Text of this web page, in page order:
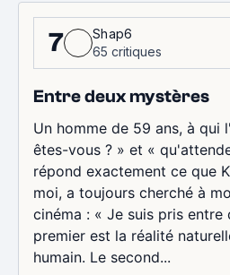
7
Shap6
65 critiques
Entre deux mystères
Un homme de 59 ans, à qui
êtes-vous ? » et «
répond exactement ce que
moi, a toujours cherché à
cinéma : « Je suis pris entre
premier est la réalité
humain. Le second...